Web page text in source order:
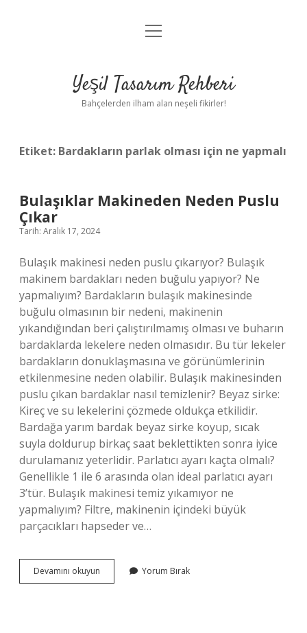
Anasayfa
Yasal Uyarı
menüyü
Yeşil Tasarım Rehberi
Bahçelerden ilham alan neşeli fikirler!
Etiket: Bardakların parlak olması için ne yapmalı
Bulaşıklar Makineden Neden Puslu
Çıkar
Tarih: Aralık 17, 2024
Bulaşık makinesi neden puslu çıkarıyor? Bulaşık
makinem bardakları neden buğulu yapıyor? Ne
yapmalıyım? Bardakların bulaşık makinesinde
buğulu olmasının bir nedeni, makinenin
yıkandığından beri çalıştırılmamış olması ve buharın
bardaklarda lekelere neden olmasıdır. Bu tür lekeler
bardakların donuklaşmasına ve görünümlerinin
etkilenmesine neden olabilir. Bulaşık makinesinden
puslu çıkan bardaklar nasıl temizlenir? Beyaz sirke:
Kireç ve su lekelerini çözmede oldukça etkilidir.
Bardağa yarım bardak beyaz sirke koyup, sıcak
suyla doldurup birkaç saat beklettikten sonra iyice
durulamanız yeterlidir. Parlatıcı ayarı kaçta olmalı?
Genellikle 1 ile 6 arasında olan ideal parlatıcı ayarı
3’tür. Bulaşık makinesi temiz yıkamıyor ne
yapmalıyım? Filtre, makinenin içindeki büyük
parçacıkları hapseder ve…
Devamını okuyun Bulaşıklar
Makineden
Yorum Bırak